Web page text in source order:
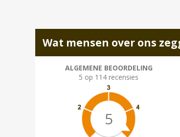
Wat mensen over ons
ALGEMENE BEOORDELING
5 op 114 recensies
5